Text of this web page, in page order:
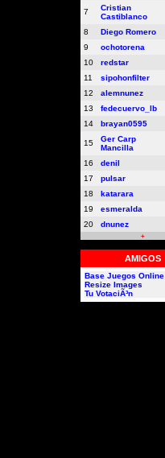
7
Cristian
Castiblanco
8 Diego Romero
9
ochotorena
10
redstar
11
sipohonfilter
12
alemnunez
13
fedecuervo_lb
14
brayan0595
15
Ger Carp
Mancilla
16 denil
17
pulsar
18
katarara
19
esmeralda
20
dnunez
+
AMIGOS
Base Juegos Online
Resize Images
Tu VotaciÃ³n